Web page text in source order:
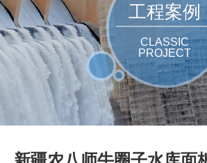
工程案例
CLASSIC
PROJECT